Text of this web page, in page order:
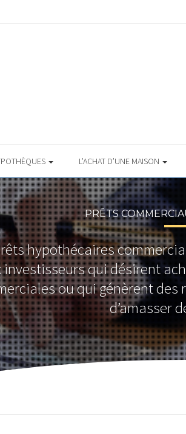
L’ACHAT D’UNE MAISON
PRÊTS
hypothécaires
investisseurs qui désirent
ou qui génèrent
d’amasser